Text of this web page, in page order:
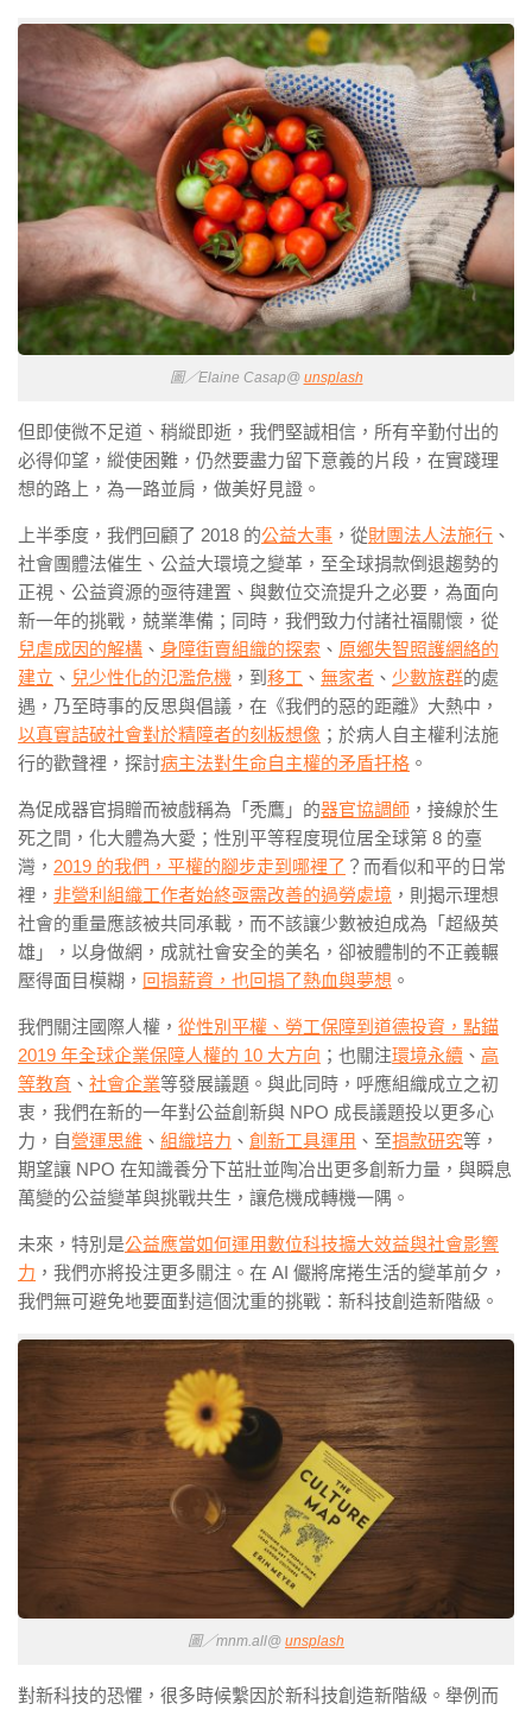
圖／Elaine Casap@ unsplash
但即使微不足道、稍縱即逝，我們堅誠相信，所有辛勤付出的
必得仰望，縱使困難，仍然要盡力留下意義的片段，在實踐理
想的路上，為一路並肩，做美好見證。
上半季度，我們回顧了 2018 的公益大事 ，從財團法人法施行 、
社會團體法催生、公益大環境之變革，至全球捐款倒退趨勢的
正視、公益資源的亟待建置、與數位交流提升之必要，為面向
新一年的挑戰，兢業準備；同時，我們致力付諸社福關懷，從
兒虐成因的解構 、 身障街賣組織的探索 、 原鄉失智照護網絡的
建立 、 兒少性化的氾濫危機 ，到 移工 、 無家者 、 少數族群的處
遇，乃至時事的反思與倡議，在《我們的惡的距離》大熱中，
以真實詰破社會對於精障者的刻板想像 ；於病人自主權利法施
行的歡聲裡，探討病主法對生命自主權的矛盾扞格 。
為促成器官捐贈而被戲稱為「禿鷹」的器官協調師 ，接線於生
死之間，化大體為大愛；性別平等程度現位居全球第 8 的臺
灣， 2019 的我們，平權的腳步走到哪裡了 ？而看似和平的日常
裡， 非營利組織工作者始終亟需改善的過勞處境 ，則揭示理想
社會的重量應該被共同承載，而不該讓少數被迫成為「超級英
雄」，以身做網，成就社會安全的美名，卻被體制的不正義輾
壓得面目模糊， 回捐薪資，也回捐了熱血與夢想 。
我們關注國際人權， 從性別平權、勞工保障到道德投資，點錨
2019 年全球企業保障人權的 10 大方向 ；也關注環境永續 、 高
等教育 、 社會企業等發展議題。與此同時，呼應組織成立之初
衷，我們在新的一年對公益創新與 NPO 成長議題投以更多心
力，自營運思維 、 組織培力 、 創新工具運用 、至捐款研究等，
期望讓 NPO 在知識養分下茁壯並陶冶出更多創新力量，與瞬息
萬變的公益變革與挑戰共生，讓危機成轉機一隅。
未來，特別是公益應當如何運用數位科技擴大效益與社會影響
力 ，我們亦將投注更多關注。在 AI 儼將席捲生活的變革前夕，
我們無可避免地要面對這個沈重的挑戰：新科技創造新階級。
圖／mnm.all@ unsplash
對新科技的恐懼，很多時候繫因於新科技創造新階級。舉例而